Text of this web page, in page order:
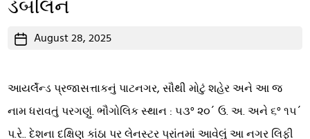
ડબલિન
PostAugust 28, 2025
આયર્લૅન્ડ પ્રજાસત્તાકનું પાટનગર, સૌથી મોટું શહેર અને આ જ
નામ ધરાવતું પરગણું. ભૌગોલિક સ્થાન : ૫૩° ૨૦´ ઉ. અ. અને ૬° ૧૫´
પ.રે.. દેશના દક્ષિણ કાંઠા પર લેનસ્ટર પ્રાંતમાં આવેલું આ નગર લિફી